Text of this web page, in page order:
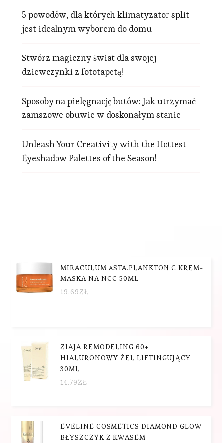
5 powodów, dla których klimatyzator split
jest idealnym wyborem do domu
Stwórz magiczny świat dla swojej
dziewczynki z fototapetą!
Sposoby na pielęgnację butów: Jak utrzymać
zamszowe obuwie w doskonałym stanie
Unleash Your Creativity with the Hottest
Eyeshadow Palettes of the Season!
MIRACULUM ASTA.PLANKTON C KREM-
MASKA NA NOC 50ML
19.69ZŁ
ZIAJA REMODELING 60+
HIALURONOWY ŻEL LIFTINGUJĄCY
30ML
14.79ZŁ
EVELINE COSMETICS DIAMOND GLOW
BŁYSZCZYK Z KWASEM